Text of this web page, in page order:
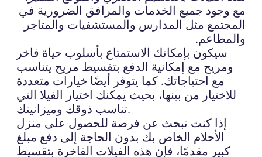
مع وجود جميع الخدمات والمرافق الضرورية في
المجتمع مثل المدارس والمستشفيات والمتاجر
والمطاعم.
سيكون بإمكانك الاستمتاع بأسلوب حياة فاخر
ومريح مع إمكانية الدفع بتقسيط مريح يتناسب
مع احتياجاتك. كما يتوفر أيضًا خيارات متعددة
للاختيار من بينها، بحيث يمكنك اختيار الفيلا التي
تناسب ذوقك وميزانيتك.
إذا كنت تبحث عن فرصة للحصول على منزل
الأحلام الخاص بك بدون الحاجة إلى دفع مبلغ
كبير مقدمًا، فإن هذه الفيلات الفاخرة بتقسيط